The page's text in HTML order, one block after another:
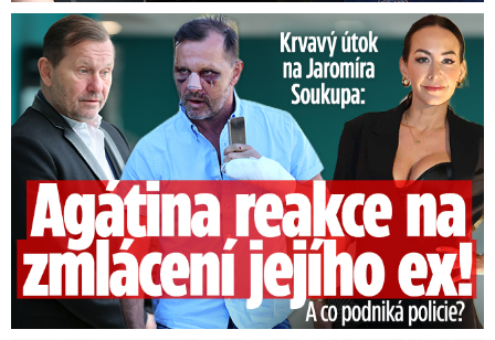
Útok na Jaromíra Soukupa: Reakce Agáty na zmlácení jejího ex